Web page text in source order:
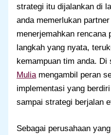
strategi itu dijalankan di
anda memerlukan
menerjemahkan rencana
langkah yang nyata,
kemampuan tim anda. Di
Muliamengambil peran
implementasi yang
sampai strategi berjalan
Sebagai perusahaan